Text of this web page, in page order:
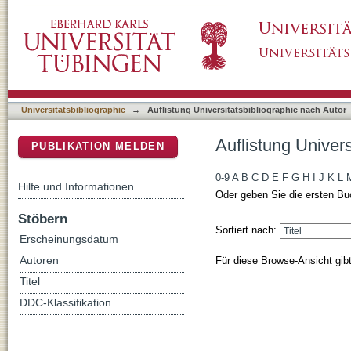
Universitätsbibliographie → Auflistung Universitätsbibliographie nach Autor
Auflistung
0-9 A B C D E F G H J K L
Oder geben Sie die ersten
Sortiert nach:
Für diese Browse-Ansicht
PUBLIKATION MELDEN
Hilfe und Informationen
Stöbern
Erscheinungsdatum
Autoren
Titel
DDC-Klassifikation